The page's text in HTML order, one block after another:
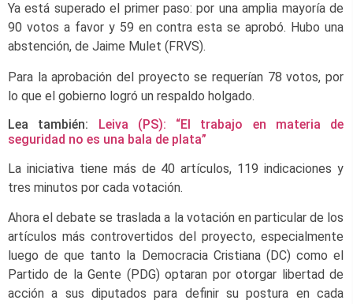
Ya está superado el primer paso: por una amplia mayoría de
90 votos a favor y 59 en contra esta se aprobó. Hubo una
abstención, de Jaime Mulet (FRVS).
Para la aprobación del proyecto se requerían 78 votos, por
lo que el gobierno logró un respaldo holgado.
Lea también: Leiva (PS): “El trabajo en materia de
seguridad no es una bala de plata”
La iniciativa tiene más de 40 artículos, 119 indicaciones y
tres minutos por cada votación.
Ahora el debate se traslada a la votación en particular de los
artículos más controvertidos del proyecto, especialmente
luego de que tanto la Democracia Cristiana (DC) como el
Partido de la Gente (PDG) optaran por otorgar libertad de
acción a sus diputados para definir su postura en cada